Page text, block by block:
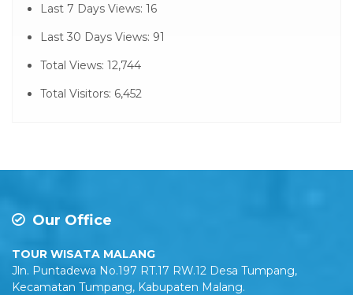
Last 7 Days Views: 16
Last 30 Days Views: 91
Total Views: 12,744
Total Visitors: 6,452
Our Office
TOUR WISATA MALANG
Jln. Puntadewa No.197 RT.17 RW.12 Desa Tumpang,
Kecamatan Tumpang, Kabupaten Malang.